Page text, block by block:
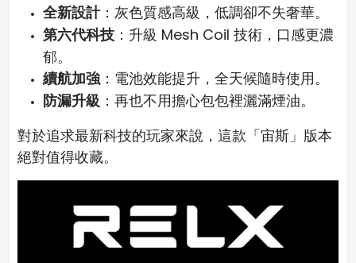
全新設計：灰色質感高級，低調卻不失奢華。
第六代科技 ：升級 Mesh Coil 技術，口感更濃
郁。
續航加強 ：電池效能提升，全天候隨時使用。
防漏升級 ：再也不用擔心包包裡灑滿煙油。
對於追求最新科技的玩家來說，這款「宙斯」版本
絕對值得收藏。